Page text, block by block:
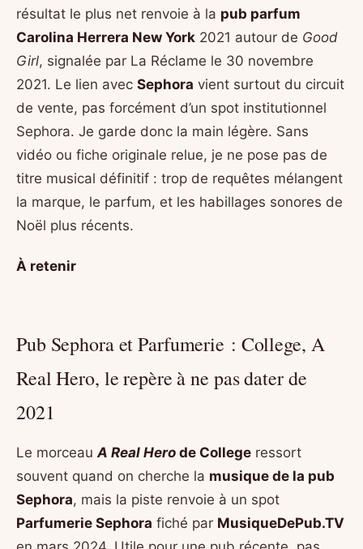
résultat le plus net renvoie à la pub parfum
Carolina Herrera New York 2021 autour de Good
Girl, signalée par La Réclame le 30 novembre
2021. Le lien avec Sephora vient surtout du circuit
de vente, pas forcément d’un spot institutionnel
Sephora. Je garde donc la main légère. Sans
vidéo ou fiche originale relue, je ne pose pas de
titre musical définitif : trop de requêtes mélangent
la marque, le parfum, et les habillages sonores de
Noël plus récents.
À retenir
Pub Sephora et Parfumerie : College, A
Real Hero, le repère à ne pas dater de
2021
Le morceau A Real Hero de College ressort
souvent quand on cherche la musique de la pub
Sephora, mais la piste renvoie à un spot
Parfumerie Sephora fiché par MusiqueDePub.TV